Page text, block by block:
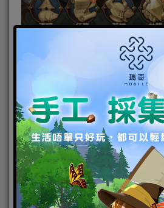
大家玩遊戲都離不開抽角色環節
好？邊隻先勁？唔洗估俊下啦，
度為大家介紹以下幾隻角色，等
到尾啦～
藍高瑟